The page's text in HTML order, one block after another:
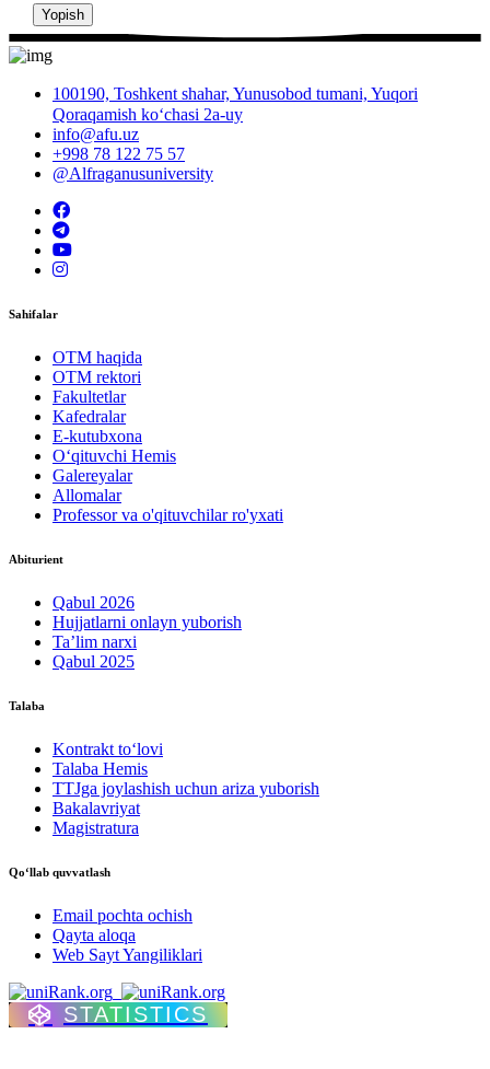
Yopish
100190, Toshkent shahar, Yunusobod tumani, Yuqori
Qoraqamish ko‘chasi 2a-uy
info@afu.uz
+998 78 122 75 57
@Alfraganusuniversity
Sahifalar
OTM haqida
OTM rektori
Fakultetlar
Kafedralar
E-kutubxona
O‘qituvchi Hemis
Galereyalar
Allomalar
Professor va o'qituvchilar ro'yxati
Abiturient
Qabul 2026
Hujjatlarni onlayn yuborish
Ta’lim narxi
Qabul 2025
Talaba
Kontrakt to‘lovі
Talaba Hemis
TTJga joylashish uchun ariza yuborish
Bakalavriyat
Magistratura
Qo‘llab quvvatlash
Email pochta ochish
Qayta aloqa
Web Sayt Yangiliklari
STATISTICS